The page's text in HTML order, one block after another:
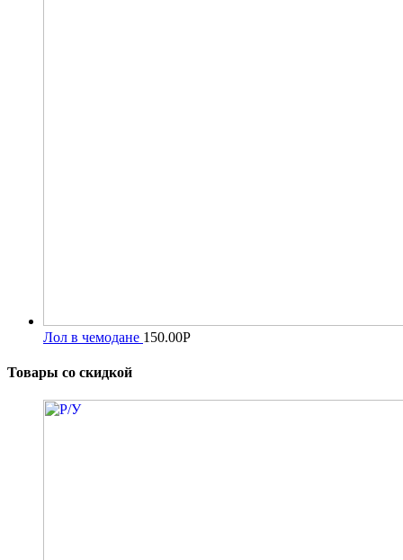
Лол в чемодане 150.00Р
Товары со скидкой